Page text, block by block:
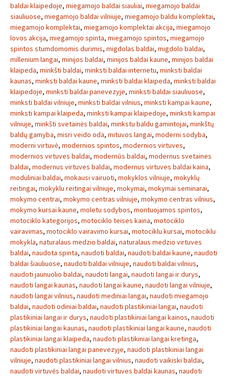
baldai klaipedoje, miegamojo baldai siauliai, miegamojo baldai
siauliuose, miegamojo baldai vilniuje, miegamojo baldu komplektai,
miegamojo komplektai, miegamojo komplektai akcija, miegamojo
lovos akcija, miegamojo spinta, miegamojo spintos, miegamojo
spintos stumdomomis durimis, migdolas baldai, migdolo baldai,
millenium langai, minijos baldai, minijos baldai kaune, minijos baldai
klaipeda, minkšti baldai, minksti baldai internetu, minksti baldai
kaunas, minksti baldai kaune, minksti baldai klaipeda, minksti baldai
klaipedoje, minksti baldai panevezyje, minksti baldai siauliuose,
minksti baldai vilniuje, minksti baldai vilnius, minksti kampai kaune,
minksti kampai klaipeda, minksti kampai klaipedoje, minksti kampai
vilniuje, minkšti svetainės baldai, minkstu baldu gamintojai, minkštų
baldų gamyba, misri veido oda, mituvos langai, moderni sodyba,
moderni virtuvė, modernios spintos, modernios virtuves,
modernios virtuves baldai, modernūs baldai, modernus svetaines
baldai, modernus virtuves baldai, modernus virtuves baldai kaina,
moduliniai baldai, mokausi vairuoti, mokyklos vilniuje, mokyklų
reitingai, mokyklu reitingai vilniuje, mokymai, mokymai seminarai,
mokymo centrai, mokymo centras vilniuje, mokymo centras vilnius,
mokymo kursai kaune, moletu sodybos, montuojamos spintos,
motociklo kategorijos, motociklo teises kaina, motociklo
vairavimas, motociklo vairavimo kursai, motociklu kursai, motociklu
mokykla, naturalaus medzio baldai, naturalaus medzio virtuves
baldai, naudota spinta, naudoti baldai, naudoti baldai kaune, naudoti
baldai šiauliuose, naudoti baldai vilniuje, naudoti baldai vilnius,
naudoti jaunuolio baldai, naudoti langai, naudoti langai ir durys,
naudoti langai kaunas, naudoti langai kaune, naudoti langai vilniuje,
naudoti langai vilnius, naudoti mediniai langai, naudoti miegamojo
baldai, naudoti odiniai baldai, naudoti plastikiniai langai, naudoti
plastikiniai langai ir durys, naudoti plastikiniai langai kainos, naudoti
plastikiniai langai kaunas, naudoti plastikiniai langai kaune, naudoti
plastikiniai langai klaipeda, naudoti plastikiniai langai kretinga,
naudoti plastikiniai langai panevezyje, naudoti plastikiniai langai
vilniuje, naudoti plastikiniai langai vilnius, naudoti vaikiski baldai,
naudoti virtuvės baldai, naudoti virtuves baldai kaunas, naudoti